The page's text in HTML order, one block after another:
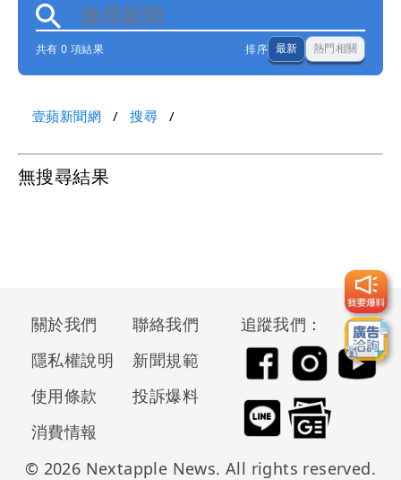
共有 0 項結果 排序 最新 熱門相關
壹蘋新聞網 搜尋
無搜尋結果
關於我們
聯絡我們
隱私權說明
新聞規範
使用條款
投訴爆料
消費情報
追蹤我們：
© 2026 Nextapple News. All rights reserved.